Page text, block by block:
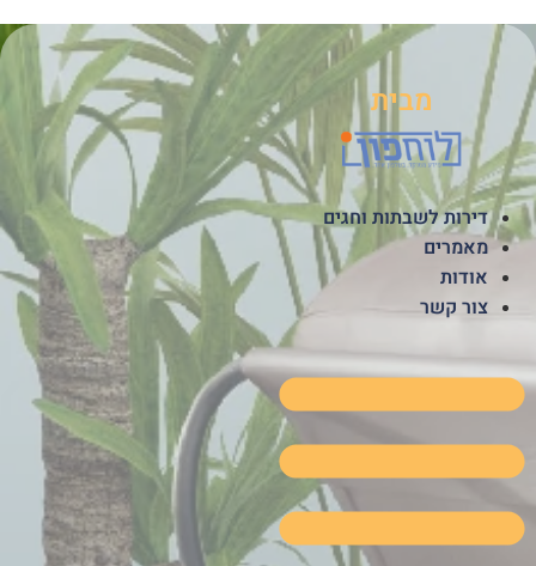
לתוכן
מבית
דירות לשבתות וחגים
מאמרים
אודות
צור קשר